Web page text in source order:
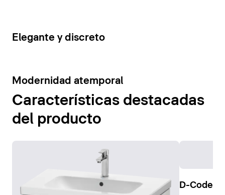
15
Elegante y discreto
10
Modernidad atemporal
Características destacadas
del producto
D-Code